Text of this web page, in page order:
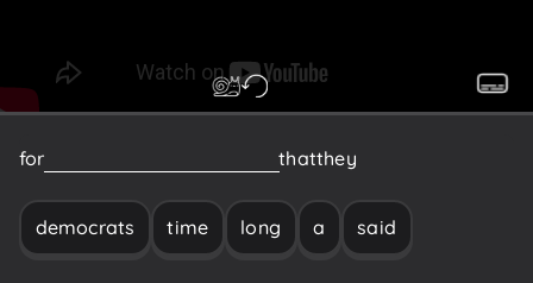
for saidthatthey
democrats time long a said